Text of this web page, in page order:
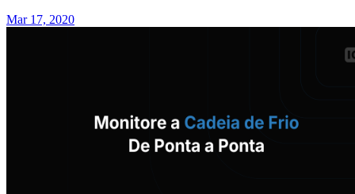
Mar 17, 2020